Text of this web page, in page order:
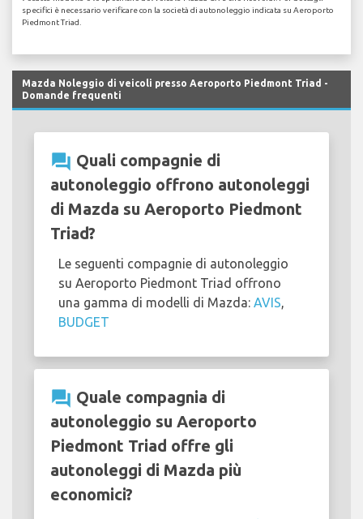
specifici è necessario verificare con la società di autonoleggio indicata su Aeroporto
Piedmont Triad.
Mazda Noleggio di veicoli presso Aeroporto Piedmont Triad -
Domande frequenti
question_answer Quali compagnie di
autonoleggio offrono autonoleggi
di Mazda su Aeroporto Piedmont
Triad?
Le seguenti compagnie di autonoleggio
su Aeroporto Piedmont Triad offrono
una gamma di modelli di Mazda: AVIS,
BUDGET
question_answer Quale compagnia di
autonoleggio su Aeroporto
Piedmont Triad offre gli
autonoleggi di Mazda più
economici?